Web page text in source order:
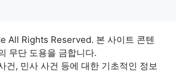
All Rights Reserved. 본 사이트 콘텐
무단 도용을 금합니다.
건, 민사 사건 등에 대한 기초적인 정보